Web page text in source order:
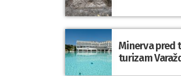
Minerva pred
turizam